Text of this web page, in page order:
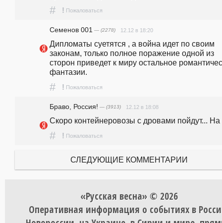
# ! Пожаловаться
Семенов 001 — (2278) 12.12 в 18:20
Дипломаты суетятся , а война идет по своим
законам, только полное поражение одной из
сторон приведет к миру остальное
фантазии.
# ! Пожаловаться
Браво, Россия! — (3913) 12.12 в 18:08
Скоро контейнеровозы с дровами пойдут... На
# ! Пожаловаться
СЛЕДУЮЩИЕ КОММЕНТАРИИ
«Русская весна» © 2026
Оперативная информация о событиях в